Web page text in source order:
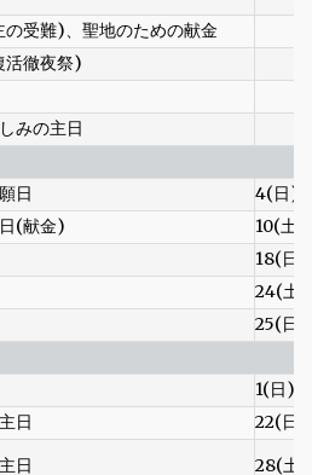
受難)、聖地のための献金
活徹夜祭)
みの主日
日
4(日)
(献金)
10(土)
18(日)
24(土)
25(日)
1(日)
日
22(日)
日 28(土)